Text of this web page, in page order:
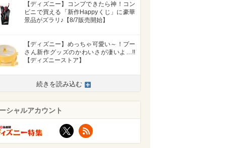
【ディズニー】コンプできたら神！コン
ビニで買える「新作Happyくじ」に豪華
景品がズラリ♪【8/7販売開始】
【ディズニー】めっちゃ可愛い～！プー
さん新作グッズのかわいさが凄いよ…!!
【ディズニーストア】
続きを読み込む
シャルアカウント
X